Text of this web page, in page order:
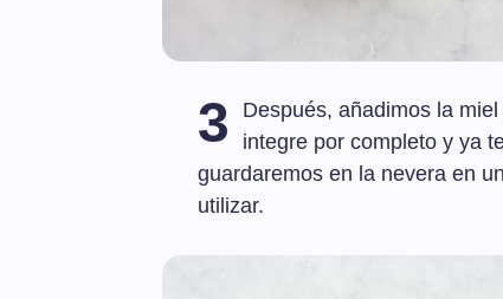
3
Después, añadimos la
integre por completo y ya
guardaremos en la nevera en
utilizar.